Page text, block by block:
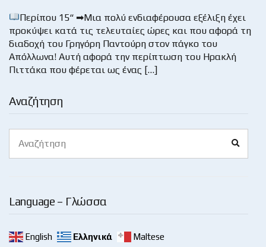
Αναζήτηση
for:
Language – Γλώσσα
English Ελληνικά Maltese
Περίπου 15“ ➡Μια πολύ ενδιαφέρουσα εξέλιξη έχει
προκύψει κατά τις τελευταίες ώρες και που αφορά τη
διαδοχή του Γρηγόρη Παντούρη στον πάγκο του
Απόλλωνα! Αυτή αφορά την περίπτωση του Ηρακλή
Πιττάκα που φέρεται ως ένας […]